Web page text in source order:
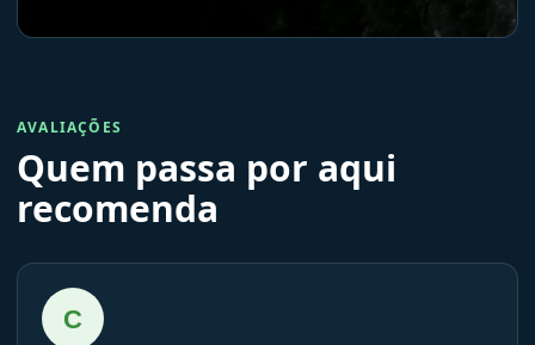
AVALIAÇÕES
Quem passa por aqui
recomenda
C